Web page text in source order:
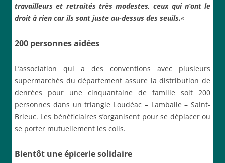
travailleurs et retraités très modestes, ceux qui n’ont le
droit à rien car ils sont juste au-dessus des seuils.«
200 personnes aidées
L’association qui a des conventions avec plusieurs
supermarchés du département assure la distribution de
denrées pour une cinquantaine de famille soit 200
personnes dans un triangle Loudéac – Lamballe – Saint-
Brieuc. Les bénéficiaires s’organisent pour se déplacer ou
se porter mutuellement les colis.
Bientôt une épicerie solidaire